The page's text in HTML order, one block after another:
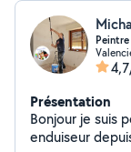
Présentation
Bonjour je suis
enduiseur